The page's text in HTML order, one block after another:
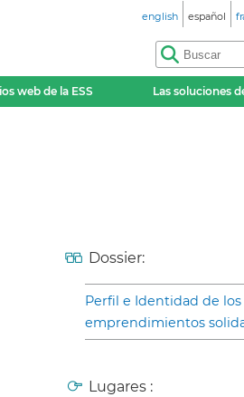
english español
web de la ESS Las soluciones
Dossier:
Perfil e Identidad de los
emprendimientos
Lugares :